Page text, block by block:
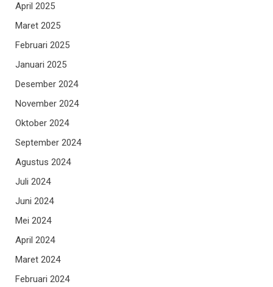
April 2025
Maret 2025
Februari 2025
Januari 2025
Desember 2024
November 2024
Oktober 2024
September 2024
Agustus 2024
Juli 2024
Juni 2024
Mei 2024
April 2024
Maret 2024
Februari 2024